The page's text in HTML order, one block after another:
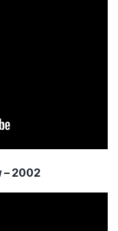
– 2002